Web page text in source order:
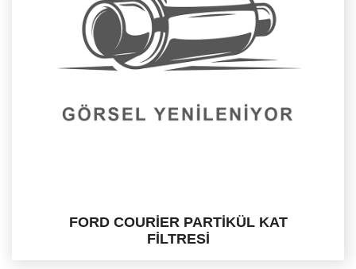
FORD COURİER PARTİKÜL KAT
FİLTRESİ